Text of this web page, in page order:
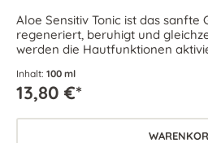
Aloe Sensitiv Tonic ist das sanfte
regeneriert, beruhigt und
werden die Hautfunktionen
Inhalt: 100 ml
13,80 €*